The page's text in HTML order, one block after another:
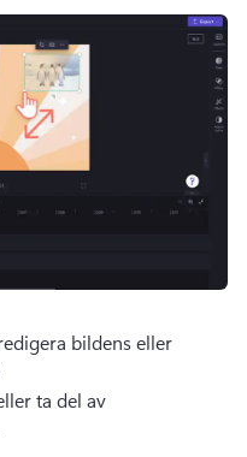
bildens eller
ta del av